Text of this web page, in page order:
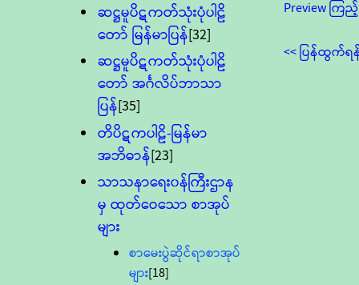
ဆဋ္ဌမူပိဋကတ်သုံးပုံပါဠိ
တော် မြန်မာပြန်[32]
ဆဋ္ဌမူပိဋကတ်သုံးပုံပါဠိ
တော် အင်္ဂလိပ်ဘာသာ
ပြန်[35]
တိပိဋကပါဠိ-မြန်မာ
အဘိဓာန်[23]
သာသနာရေး၀န်ကြီးဌာန
မှ ထုတ်ဝေသော စာအုပ်
များ
စာမေးပွဲဆိုင်ရာစာအုပ်
များ[18]
Preview ကြ
<< ပြန်ထွက်ရ